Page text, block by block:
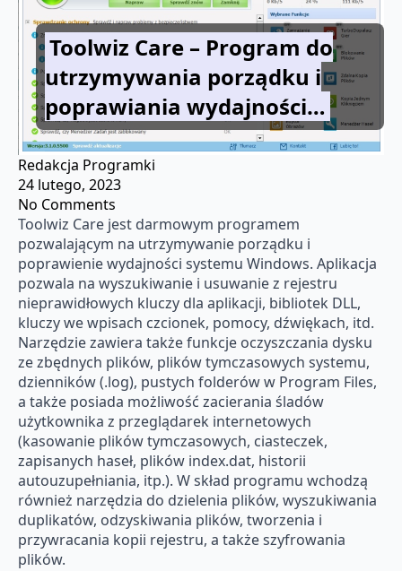
Toolwiz Care – Program do
utrzymywania porządku i
poprawiania wydajności…
Redakcja Programki
24 lutego, 2023
No Comments
Toolwiz Care jest darmowym programem
pozwalającym na utrzymywanie porządku i
poprawienie wydajności systemu Windows. Aplikacja
pozwala na wyszukiwanie i usuwanie z rejestru
nieprawidłowych kluczy dla aplikacji, bibliotek DLL,
kluczy we wpisach czcionek, pomocy, dźwiękach, itd.
Narzędzie zawiera także funkcje oczyszczania dysku
ze zbędnych plików, plików tymczasowych systemu,
dzienników (.log), pustych folderów w Program Files,
a także posiada możliwość zacierania śladów
użytkownika z przeglądarek internetowych
(kasowanie plików tymczasowych, ciasteczek,
zapisanych haseł, plików index.dat, historii
autouzupełniania, itp.). W skład programu wchodzą
również narzędzia do dzielenia plików, wyszukiwania
duplikatów, odzyskiwania plików, tworzenia i
przywracania kopii rejestru, a także szyfrowania
plików.